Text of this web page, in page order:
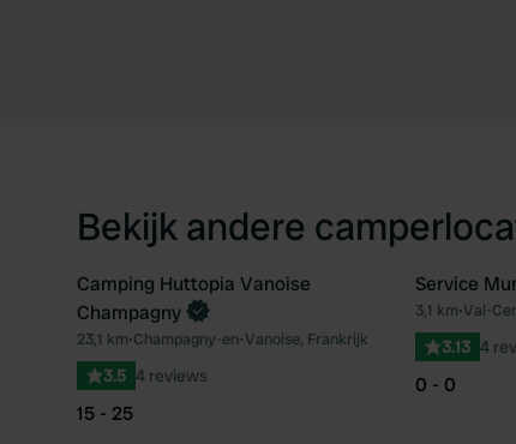
Bekijk andere
Favoriet
Boek direct
Camping Huttopia Vanoise
Champagny
23,1 km•Champagny-en-Vanoise, Frankrijk
3.5 4 reviews
15 - 25
Service
3,1 km•Val-
3.13 4
0 - 0